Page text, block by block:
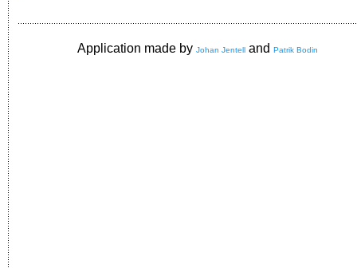
Application made by Johan Jentell and Patrik Bodin